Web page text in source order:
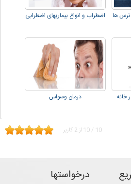
ترس ها
اضطراب و انواع بیماریهای اضطرابی
خانه درمان وسواس
10 / 10 از 2 کاربر
درخواستها